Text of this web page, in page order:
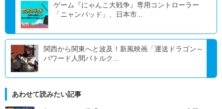
ゲーム『にゃんこ大戦争』専用コントローラー
「ニャンパッド」、日本市...
関西から関東へと波及！新風映画「運送ドラゴン～
パワード人間バトルク...
あわせて読みたい記事